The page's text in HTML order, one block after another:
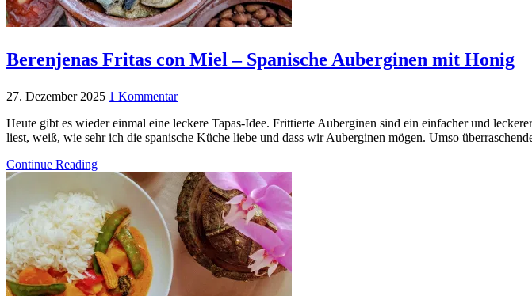
Berenjenas Fritas con Miel – Spanische Auberginen mit Honig
27. Dezember 2025 1 Kommentar
Heute gibt es wieder einmal eine leckere Tapas-Idee. Frittierte Auberginen sind ein einfacher und
liest, weiß, wie sehr ich die spanische Küche liebe und dass wir Auberginen mögen. Umso
Continue Reading